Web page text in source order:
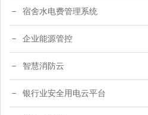
宿舍水电费管理系统
企业能源管控
智慧消防云
银行业安全用电云平台